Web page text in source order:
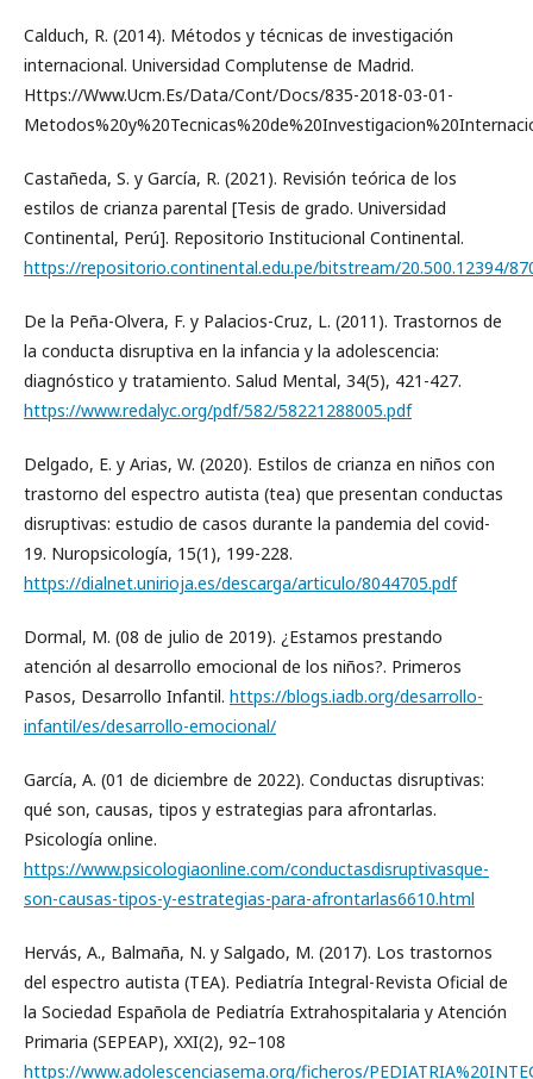
Calduch, R. (2014). Métodos y técnicas de investigación
internacional. Universidad Complutense de Madrid.
Https://Www.Ucm.Es/Data/Cont/Docs/835-2018-03-01-
Castañeda, S. y García, R. (2021). Revisión teórica de los
estilos de crianza parental [Tesis de grado. Universidad
Continental, Perú]. Repositorio Institucional Continental.
https://repositorio.continental.edu.pe/bitstream/20.500.12394/
De la Peña-Olvera, F. y Palacios-Cruz, L. (2011). Trastornos de
la conducta disruptiva en la infancia y la adolescencia:
diagnóstico y tratamiento. Salud Mental, 34(5), 421-427.
https://www.redalyc.org/pdf/582/58221288005.pdf
Delgado, E. y Arias, W. (2020). Estilos de crianza en niños con
trastorno del espectro autista (tea) que presentan conductas
disruptivas: estudio de casos durante la pandemia del covid-
19. Nuropsicología, 15(1), 199-228.
https://dialnet.unirioja.es/descarga/articulo/8044705.pdf
Dormal, M. (08 de julio de 2019). ¿Estamos prestando
atención al desarrollo emocional de los niños?. Primeros
Pasos, Desarrollo Infantil. https://blogs.iadb.org/desarrollo-
infantil/es/desarrollo-emocional/
García, A. (01 de diciembre de 2022). Conductas disruptivas:
qué son, causas, tipos y estrategias para afrontarlas.
Psicología online.
https://www.psicologiaonline.com/conductasdisruptivasque-
son-causas-tipos-y-estrategias-para-afrontarlas6610.html
Hervás, A., Balmaña, N. y Salgado, M. (2017). Los trastornos
del espectro autista (TEA). Pediatría Integral-Revista Oficial de
la Sociedad Española de Pediatría Extrahospitalaria y Atención
Primaria (SEPEAP), XXI(2), 92–108
https://www.adolescenciasema.org/ficheros/